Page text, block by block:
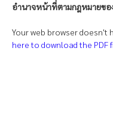
อำนาจหน้าที่ตามกฎหมายขอ
Your web browser doesn't
here to download the PDF